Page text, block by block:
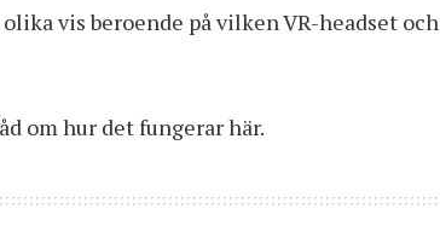
vis beroende på vilken VR-headset och
omhur det fungerar här.